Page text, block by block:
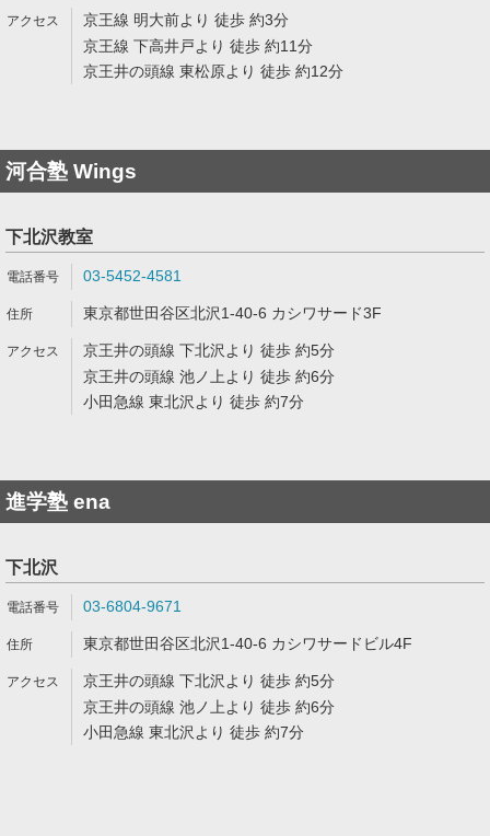
京王線 明大前より 徒歩 約3分
京王線 下高井戸より 徒歩 約11分
京王井の頭線 東松原より 徒歩 約12分
河合塾 Wings
下北沢教室
03-5452-4581
東京都世田谷区北沢1-40-6 カシワサード3F
京王井の頭線 下北沢より 徒歩 約5分
京王井の頭線 池ノ上より 徒歩 約6分
小田急線 東北沢より 徒歩 約7分
進学塾 ena
下北沢
03-6804-9671
東京都世田谷区北沢1-40-6 カシワサードビル4F
京王井の頭線 下北沢より 徒歩 約5分
京王井の頭線 池ノ上より 徒歩 約6分
小田急線 東北沢より 徒歩 約7分